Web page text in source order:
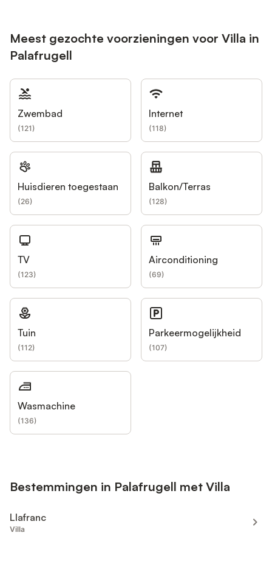
Meest gezochte voorzieningen voor Villa in
Palafrugell
Zwembad
(121)
Internet
(118)
Huisdieren toegestaan
(26)
Balkon/Terras
(128)
TV
(123)
Airconditioning
(69)
Tuin
(112)
Parkeermogelijkheid
(107)
Wasmachine
(136)
Bestemmingen in Palafrugell met Villa
Llafranc
Villa